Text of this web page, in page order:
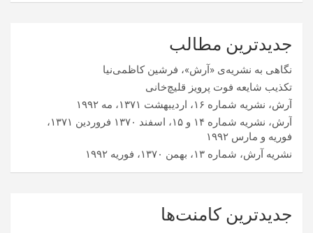
جدیدترین مطالب
نگاهی به نشریه‌ی «آرش»، فرشین کاظمی‌نیا
تکذیب شایعه فوت پرویز قلیچ‌خانی
آرش، نشریه شماره ۱۶، اردیبهشت ۱۳۷۱، مه ۱۹۹۲
آرش، نشریه شماره ۱۴ و ۱۵، اسفند ۱۳۷۰ فروردین ۱۳۷۱،
فوریه و مارس ۱۹۹۲
نشریه آرش، شماره ۱۳، بهمن ۱۳۷۰، فوریه ۱۹۹۲
جدیدترین کامنت‌ها